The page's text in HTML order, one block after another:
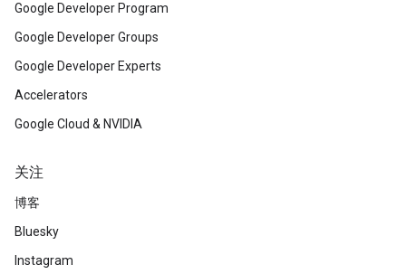
Google Developer Program
Google Developer Groups
Google Developer Experts
Accelerators
Google Cloud & NVIDIA
关注
博客
Bluesky
Instagram